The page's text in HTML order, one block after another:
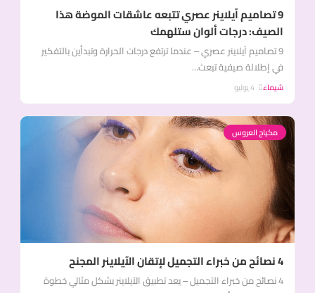
9 تصاميم آيلاينر عصري تتبعه عاشقات الموضة هذا
الصيف: درجات ألوان ستلهمك
9 تصاميم آيلاينر عصري – عندما ترتفع درجات الحرارة وتبدأين بالتفكير
في إطلالة صيفية تبعث...
شيماء
مكياج العروس
4 نصائح من خبراء التجميل لإتقان الآيلاينر المجنح
4 نصائح من خبراء التجميل – يعد تطبيق الآيلاينر بشكل مثالي خطوة